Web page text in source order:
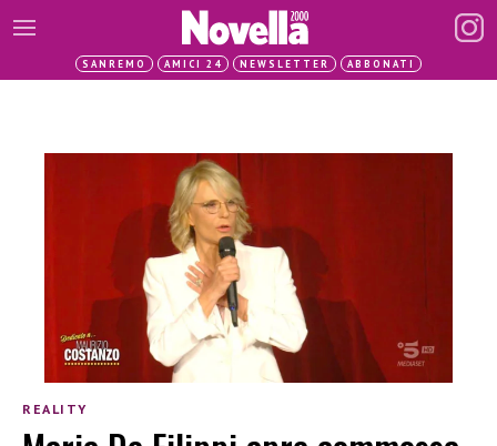
SANREMO AMICI 24 NEWSLETTER ABBONATI
REALITY